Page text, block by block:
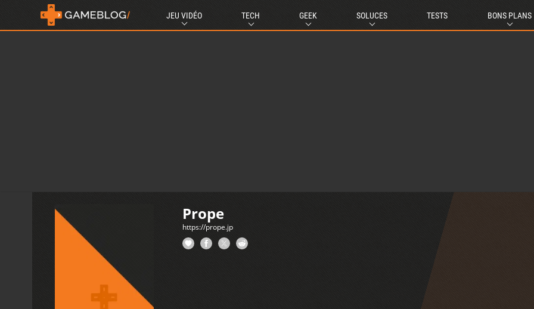
JEU VIDÉO TECH GEEK SOLUCES TESTS BONS PLANS
Prope
https://prope.jp